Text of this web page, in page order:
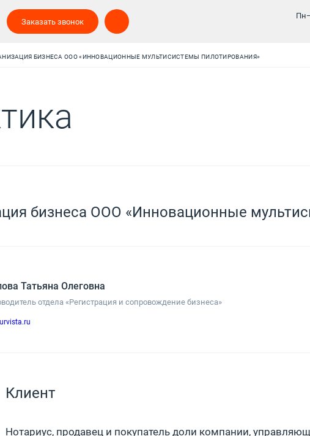
Заказать звонок
БИЗНЕСА ООО «ИННОВАЦИОННЫЕ МУЛЬТИСИСТЕМЫ ПИЛОТИРОВАНИЯ»
бизнеса ООО «Инновационные
Татьяна Олеговна
отдела «Регистрация и сопровождение бизнеса»
Клиент
Нотариус, продавец и покупатель доли компании,